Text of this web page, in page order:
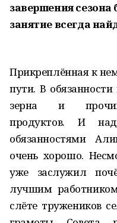
завершения сезона
занятие всегда
Прикреплённая к
пути. В обязанности
зерна и прочих
продуктов. И
обязанностями
очень хорошо.
уже заслужил
лучшим
слёте тружеников